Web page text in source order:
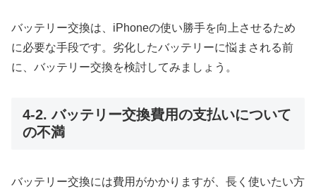
バッテリー交換は、iPhoneの使い勝手を向上させるため
に必要な手段です。劣化したバッテリーに悩まされる前
に、バッテリー交換を検討してみましょう。
4-2. バッテリー交換費用の支払いについて
の不満
バッテリー交換には費用がかかりますが、長く使いたい方